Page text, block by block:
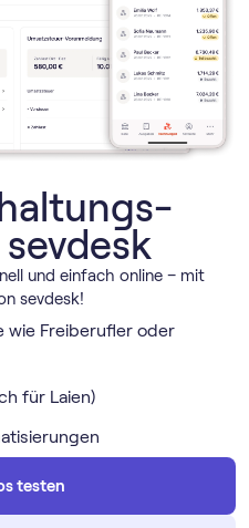
und einfach online – mit
sevdesk!
wie Freiberufler oder
für Laien)
testen